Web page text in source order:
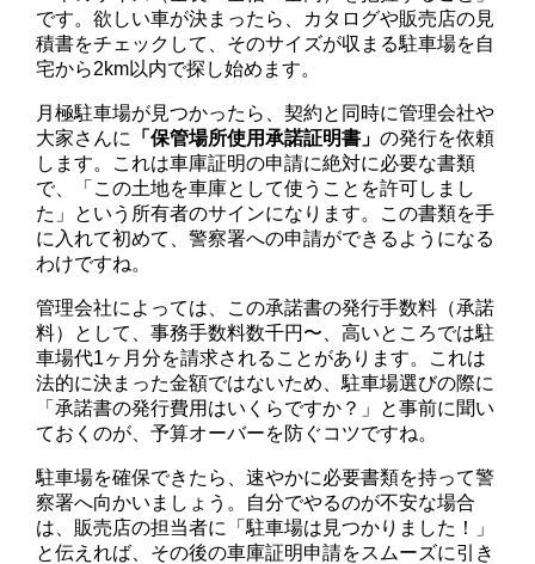
です。欲しい車が決まったら、カタログや販売店の見
積書をチェックして、そのサイズが収まる駐車場を自
宅から2km以内で探し始めます。
月極駐車場が見つかったら、契約と同時に管理会社や
大家さんに
「保管場所使用承諾証明書」の発行を依頼
します。これは車庫証明の申請に絶対に必要な書類
で、「この土地を車庫として使うことを許可しまし
た」という所有者のサインになります。この書類を手
に入れて初めて、警察署への申請ができるようになる
わけですね。
管理会社によっては、この承諾書の発行手数料（承諾
料）として、事務手数料数千円〜、高いところでは駐
車場代1ヶ月分を請求されることがあります。これは
法的に決まった金額ではないため、駐車場選びの際に
「承諾書の発行費用はいくらですか？」と事前に聞い
ておくのが、予算オーバーを防ぐコツですね。
駐車場を確保できたら、速やかに必要書類を持って警
察署へ向かいましょう。自分でやるのが不安な場合
は、販売店の担当者に「駐車場は見つかりました！」
と伝えれば、その後の車庫証明申請をスムーズに引き